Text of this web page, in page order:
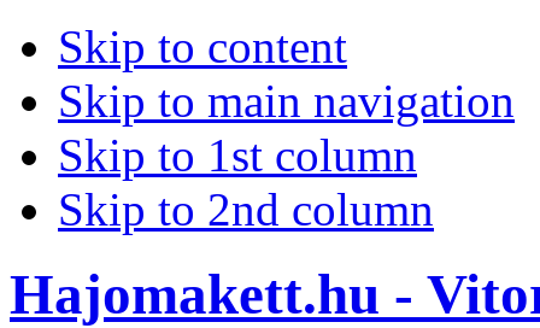
Skip to content
Skip to main navigation
Skip to 1st column
Skip to 2nd column
Hajomakett.hu -